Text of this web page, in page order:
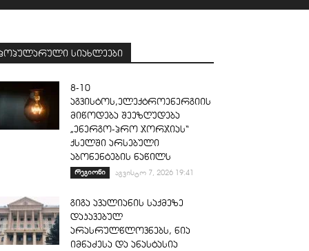
სიახლეები
8-10
აგვისტოს,ელექტროენერგიის
მიწოდება შეეზღუდება
„ენერგო-პრო ჯორჯიას“
ქსელში არსებული
აბონენტების ნაწილს
რეგიონი აგვისტო 7, 2026 19:41
გიგა ავალიანის საქმეზე
დაკავებულ
არასრულწლოვნებს, ნია
იმნაძესა და ანასტასია